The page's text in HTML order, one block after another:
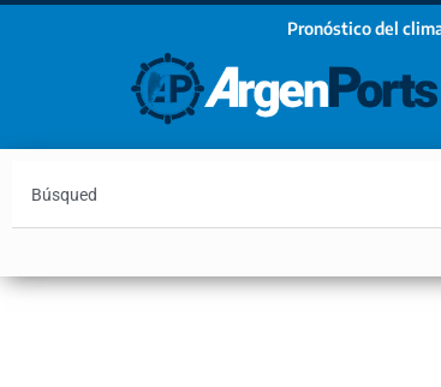
Pronóstico del
¡Sumate a nuestro
Email
Estoy de acuerdo con las condiciones y